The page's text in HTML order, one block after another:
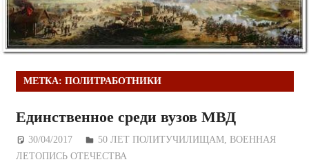
МЕТКА: ПОЛИТРАБОТНИКИ
Единственное среди вузов МВД
30/04/2017 Дежурный по Редакции
50 ЛЕТ ПОЛИТУЧИЛИЩАМ ,ВОЕННАЯ
ЛЕТОПИСЬ ОТЕЧЕСТВА